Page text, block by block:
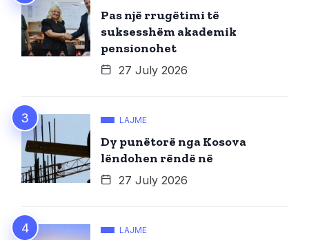
Pas një rrugëtimi të
suksesshëm akademik
pensionohet
27 July 2026
LAJME
Dy punëtorë nga Kosova
lëndohen rëndë në
27 July 2026
LAJME